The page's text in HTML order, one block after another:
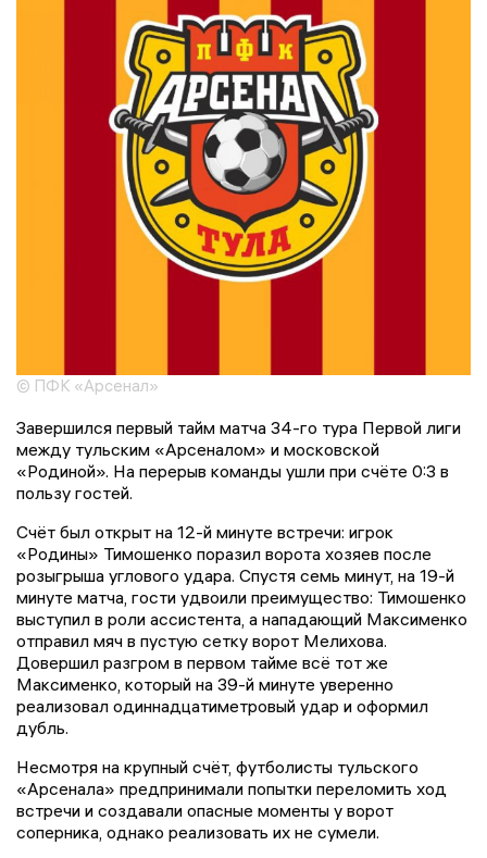
© ПФК «Арсенал»
Завершился первый тайм матча 34-го тура Первой лиги
между тульским «Арсеналом» и московской
«Родиной». На перерыв команды ушли при счёте 0:3 в
пользу гостей.
Счёт был открыт на 12-й минуте встречи: игрок
«Родины» Тимошенко поразил ворота хозяев после
розыгрыша углового удара. Спустя семь минут, на 19-й
минуте матча, гости удвоили преимущество: Тимошенко
выступил в роли ассистента, а нападающий Максименко
отправил мяч в пустую сетку ворот Мелихова.
Довершил разгром в первом тайме всё тот же
Максименко, который на 39-й минуте уверенно
реализовал одиннадцатиметровый удар и оформил
дубль.
Несмотря на крупный счёт, футболисты тульского
«Арсенала» предпринимали попытки переломить ход
встречи и создавали опасные моменты у ворот
соперника, однако реализовать их не сумели.